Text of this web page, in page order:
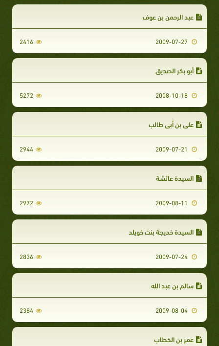
عبد الرحمن بن عوف
2416
أبو بكر الصديق
5272
علي بن أبي طالب
2944
السيدة عائشة
2972
السيدة خديجة بنت خويلد
2836
سالم بن عبد الله
2384
عمر بن الخطاب